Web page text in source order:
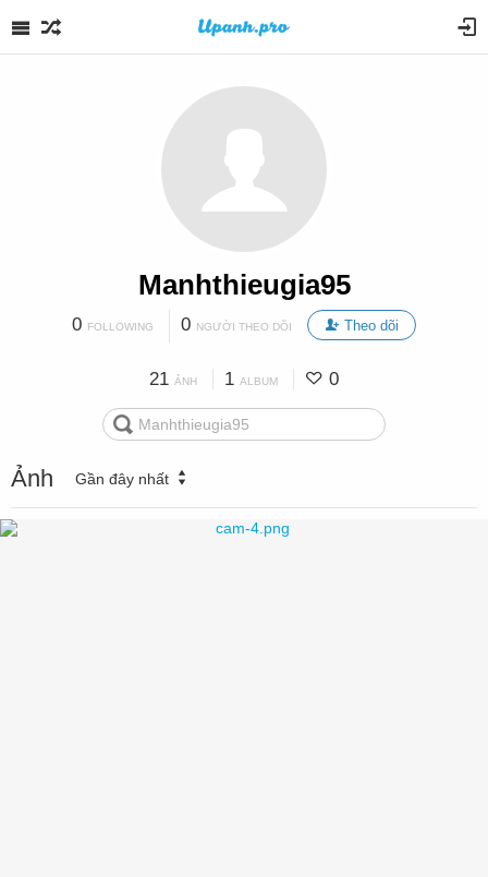
Manhthieugia95
0 FOLLOWING 0 NGƯỜI THEO DÕI Theo dõi
21 ẢNH 1 ALBUM 0
Ảnh Gần đây nhất